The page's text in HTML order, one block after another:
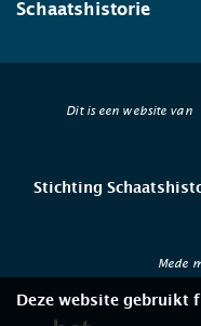
Schaatshistorie
Dit is een website van
Stichting
Mede
Deze website gebruikt